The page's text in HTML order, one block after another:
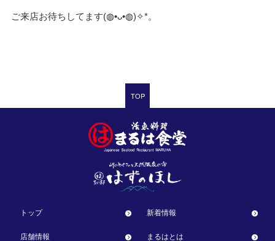
ご来店お待ちしてます(⁠◍⁠•⁠ᴗ⁠•⁠◍⁠)⁠✧⁠*⁠。
TOP
トップ 新着情報
店舗情報 まるはとは